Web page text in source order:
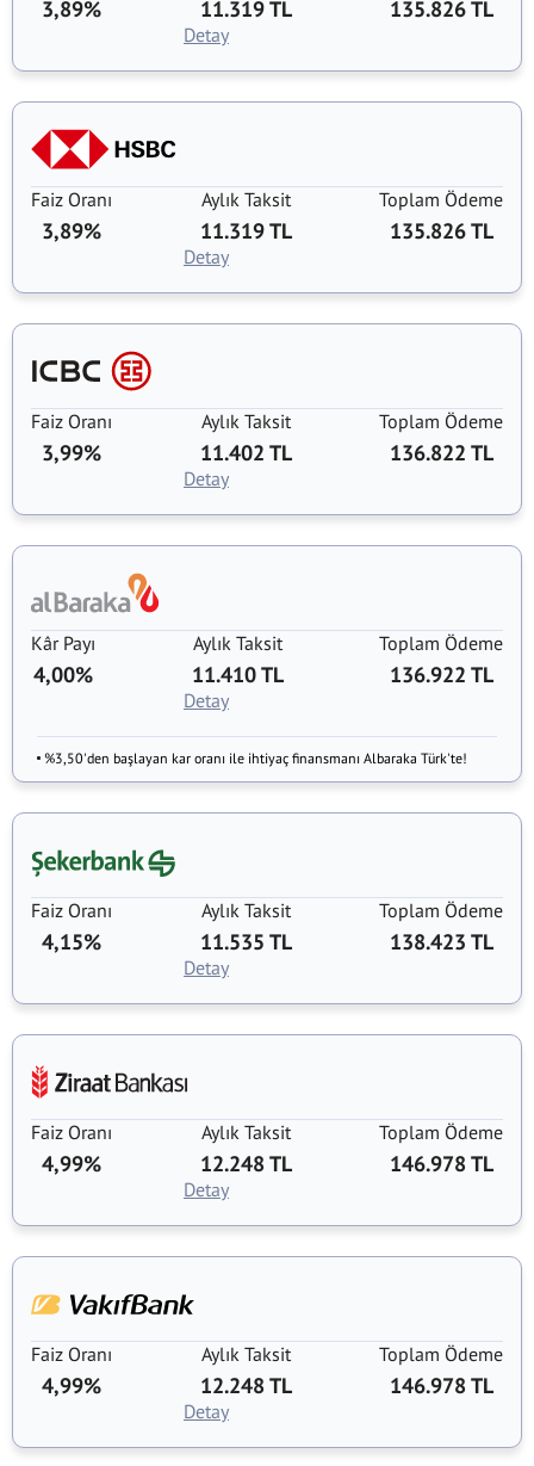
3,89% 11.319 TL 135.826 TL
Detay
Faiz Oranı
3,89%
Aylık Taksit
11.319 TL
Toplam Ödeme
135.826 TL
Detay
Faiz Oranı
3,99%
Aylık Taksit
11.402 TL
Toplam Ödeme
136.822 TL
Detay
Kâr Payı
4,00%
Aylık Taksit
11.410 TL
Toplam Ödeme
136.922 TL
Detay
%3,50'den başlayan kar oranı ile ihtiyaç finansmanı Albaraka Türk'te!
Faiz Oranı
4,15%
Aylık Taksit
11.535 TL
Toplam Ödeme
138.423 TL
Detay
Faiz Oranı
4,99%
Aylık Taksit
12.248 TL
Toplam Ödeme
146.978 TL
Detay
Faiz Oranı
4,99%
Aylık Taksit
12.248 TL
Toplam Ödeme
146.978 TL
Detay